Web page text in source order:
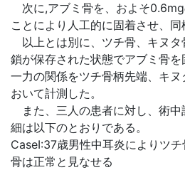
次に,アブミ骨を、およそ
ことにより人工的に固着させ、同
以上とは別に、ツチ骨、キヌタ
鎖が保存された状態でアブミ骨
一力の関係をツチ骨柄先端、キ
おいて計測した。
また、三人の患者に対し、術中
細は以下のとおりである。
CaseI:37歳男性中耳炎によりツ
骨は正常と見なせる